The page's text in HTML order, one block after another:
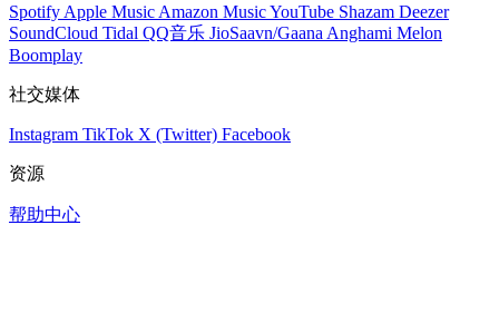
Spotify Apple Music Amazon MusicYouTube Shazam Deezer
SoundCloud Tidal QQ音乐 JioSaavn/Gaana Anghami Melon
Boomplay
社交媒体
Instagram TikTok X (Twitter) Facebook
资源
帮助中心